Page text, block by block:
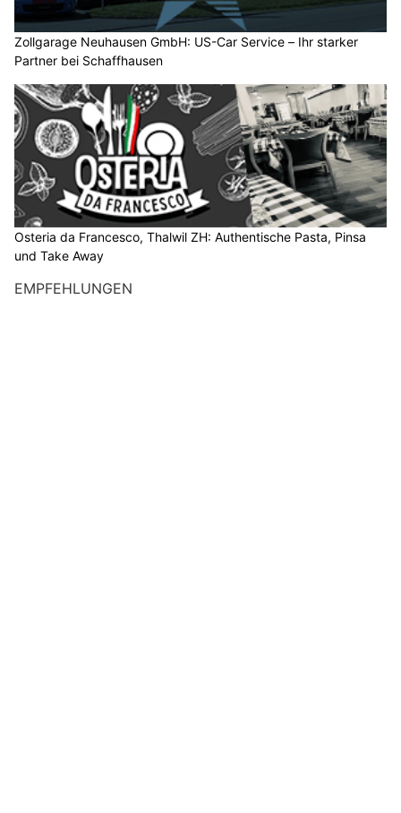
Zollgarage Neuhausen GmbH: US-Car Service – Ihr starker
Partner bei Schaffhausen
Osteria da Francesco, Thalwil ZH: Authentische Pasta, Pinsa
und Take Away
EMPFEHLUNGEN